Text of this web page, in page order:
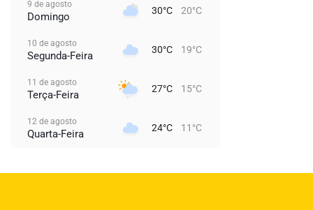
9 de agosto
Domingo 30°C 20°C
10 de agosto
Segunda-Feira 30°C 19°C
11 de agosto
Terça-Feira 27°C 15°C
12 de agosto
Quarta-Feira 24°C 11°C